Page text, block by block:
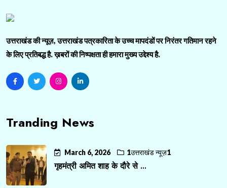
उत्तराखंड की न्यूज़, उत्तराखंड पत्रकारिता के उच्च मापदंडों पर निरंतर गतिमान रहने
के लिए प्रतिबद्ध है. ख़बरों की निष्पक्षता ही हमारा मुख्य उद्देश्य है.
Tranding News
March 6, 2026 1उत्तराखंड न्यूज़1
गृहमंत्री अमित शाह के दौरे से ...